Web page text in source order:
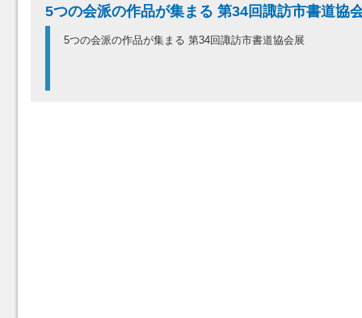
5つの会派の作品が集まる 第34回諏訪市書道協
5つの会派の作品が集まる 第34回諏訪市書道協会展